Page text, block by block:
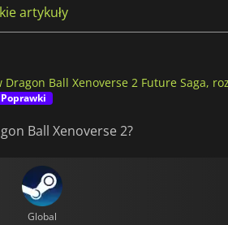
artykuły
Dragon Ball Xenoverse 2 Future Saga,
Ball Xenoverse 2?
Global